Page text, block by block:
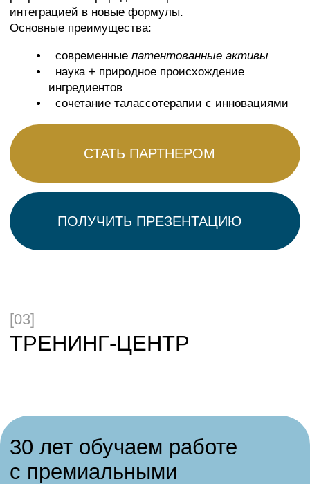
—Постоянно развиваемся ищем новые подходы и
новые тренды
профессионализма мастеров
в различных отраслях спа индустрии.
Поддерживаем на всех этапах обучения и
дальнейшей работы, осуществляем
консультирование и помощь в составлении
индивидуальных программ.
—Прекрасно понимаем, что нет единого шаблона
для всех, поэтому к каждому ищем индивидуальный
подход, в этом и заключается наша ценность.
—Нацелены на долгосрочное сотрудничество.
Поддерживаем на всех этапах обучения и
дальнейшей работы, осуществляем
консультирование и помощь в составлении
индивидуальных программ.
одним из самых главных аспектов был и остается -
высокий уровень сервиса.
Научить вас предвосхитить ожидания вашего
клиента - наша задача.
Банное мастерство — наш
научный подход к древнему
искусству
Для нас важно не просто научить вас работать